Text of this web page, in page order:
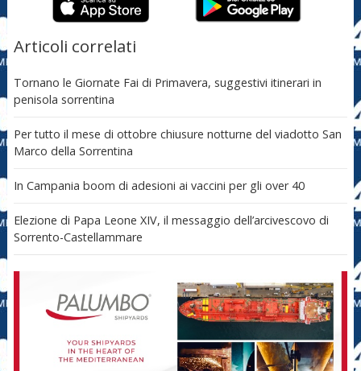
Articoli correlati
Tornano le Giornate Fai di Primavera, suggestivi itinerari in
penisola sorrentina
Per tutto il mese di ottobre chiusure notturne del viadotto San
Marco della Sorrentina
In Campania boom di adesioni ai vaccini per gli over 40
Elezione di Papa Leone XIV, il messaggio dell’arcivescovo di
Sorrento-Castellammare